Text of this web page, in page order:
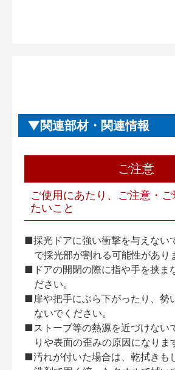
関連部材・関連情報
ご注意
ご使用にあたり、ご注意・ご
たいこと
■採光ドアに強い衝撃を与えない
で採光部が割れる可能性があり
■ドアの開閉の際に指や手を挟ま
ださい。
■扉や把手にぶら下がったり、勢
ないでください。
■ストーブ等の熱源を近づけない
りや表面の歪みの原因になりま
■汚れが付いた場合は、乾拭きも